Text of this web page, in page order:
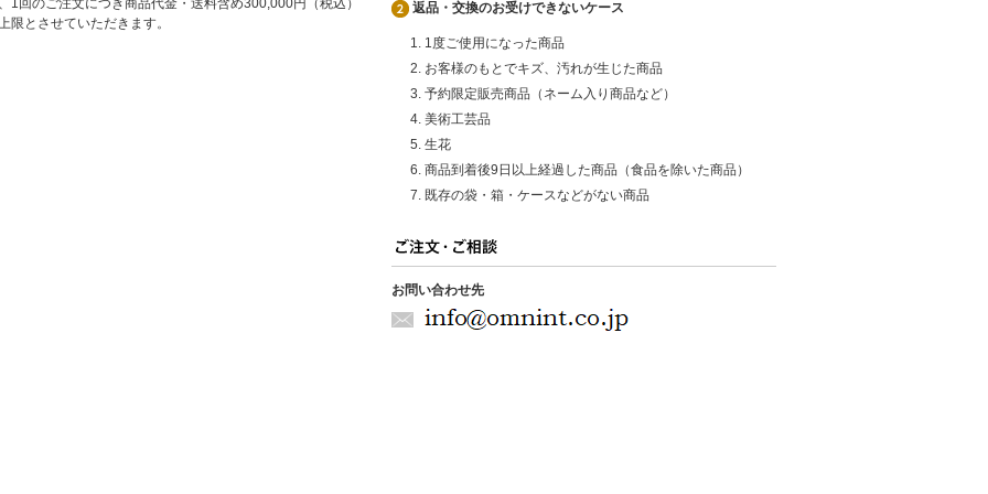
1回のご注文につき商品代金・送料含め300,000円（税込）
限とさせていただきます。
返品・交換のお受けできないケース
1度ご使用になった商品
お客様のもとでキズ、汚れが生じた商品
予約限定販売商品（ネーム入り商品など）
美術工芸品
生花
商品到着後9日以上経過した商品（食品を除いた商品）
既存の袋・箱・ケースなどがない商品
お問い合わせ先